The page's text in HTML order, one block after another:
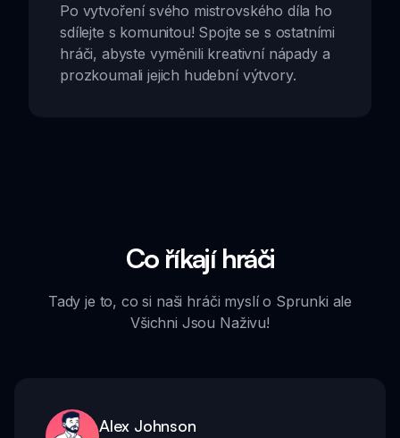
Po vytvoření svého mistrovského díla ho
sdílejte s komunitou! Spojte se s ostatními
hráči, abyste vyměnili kreativní nápady a
prozkoumali jejich hudební výtvory.
Co říkají hráči
Tady je to, co si naši hráči myslí o Sprunki ale
Všichni Jsou Naživu!
Alex Johnson